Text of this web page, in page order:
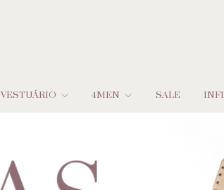
VESTUÁRIO 4MEN SALE